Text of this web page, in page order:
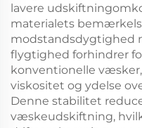
lavere
materialets
modstandsdygtighed
flygtighed forhindrer
konventionelle
viskositet og ydelse
Denne stabilitet
væskeudskiftning,